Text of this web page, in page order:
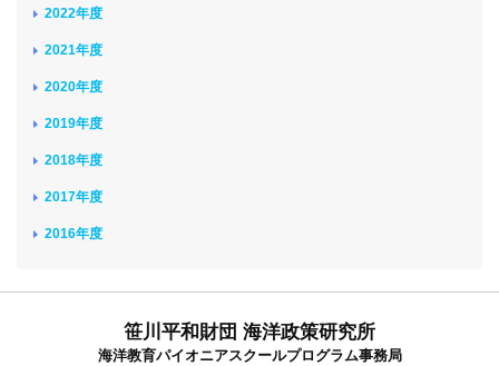
2022年度
2021年度
2020年度
2019年度
2018年度
2017年度
2016年度
笹川平和財団 海洋政策研究所
海洋教育パイオニアスクールプログラム事務局